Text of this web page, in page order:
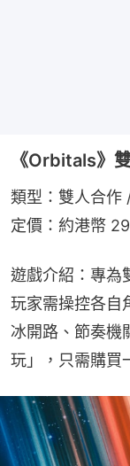
《Orbitals》
類型：雙人合作
定價：約港幣
遊戲介紹：專為
玩家需操控各自
冰開路、節奏機
玩」，只需購買